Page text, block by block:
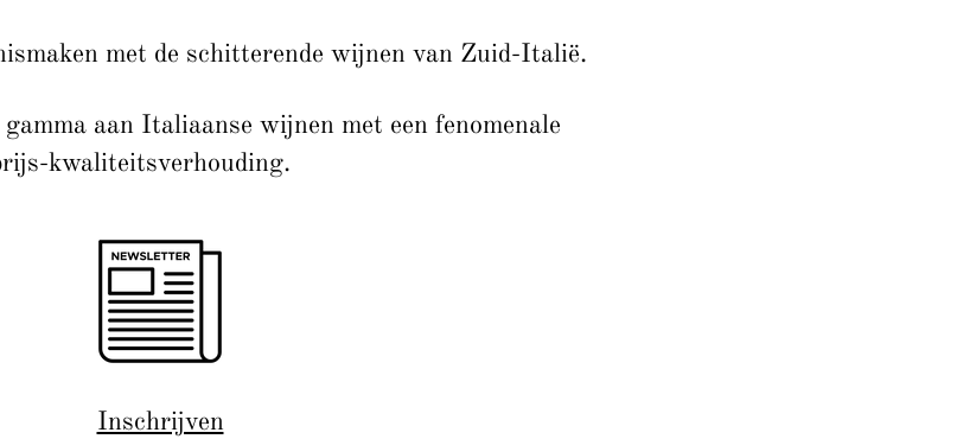
met de schitterende wijnen van Zuid-Italië.
aan Italiaanse wijnen met een fenomenale
kwaliteitsverhouding.
Inschrijven